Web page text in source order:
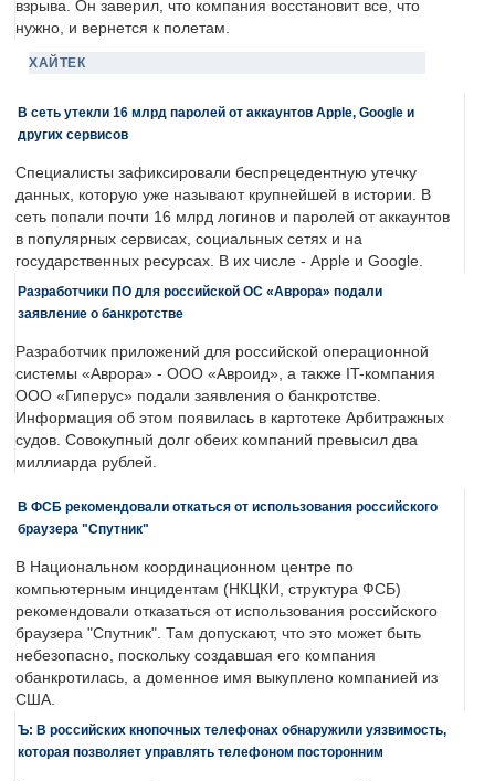
взрыва. Он заверил, что компания восстановит все, что
нужно, и вернется к полетам.
ХАЙТЕК
В сеть утекли 16 млрд паролей от аккаунтов Apple, Google и
других сервисов
Специалисты зафиксировали беспрецедентную утечку
данных, которую уже называют крупнейшей в истории. В
сеть попали почти 16 млрд логинов и паролей от аккаунтов
в популярных сервисах, социальных сетях и на
государственных ресурсах. В их числе - Apple и Google.
Разработчики ПО для российской ОС «Аврора» подали
заявление о банкротстве
Разработчик приложений для российской операционной
системы «Аврора» - ООО «Авроид», а также IT-компания
ООО «Гиперус» подали заявления о банкротстве.
Информация об этом появилась в картотеке Арбитражных
судов. Совокупный долг обеих компаний превысил два
миллиарда рублей.
В ФСБ рекомендовали откаться от использования российского
браузера "Спутник"
В Национальном координационном центре по
компьютерным инцидентам (НКЦКИ, структура ФСБ)
рекомендовали отказаться от использования российского
браузера "Спутник". Там допускают, что это может быть
небезопасно, поскольку создавшая его компания
обанкротилась, а доменное имя выкуплено компанией из
США.
Ъ: В российских кнопочных телефонах обнаружили уязвимость,
которая позволяет управлять телефоном посторонним